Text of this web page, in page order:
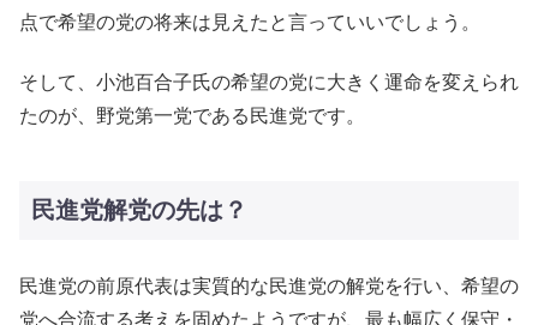
点で希望の党の将来は見えたと言っていいでしょう。
そして、小池百合子氏の希望の党に大きく運命を変えられ
たのが、野党第一党である民進党です。
民進党解党の先は？
民進党の前原代表は実質的な民進党の解党を行い、希望の
党へ合流する考えを固めたようですが、最も幅広く保守・